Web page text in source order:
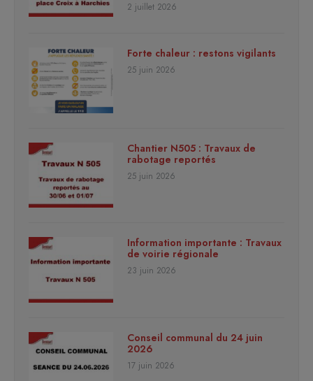
2 juillet 2026
Forte chaleur : restons vigilants
25 juin 2026
Chantier N505 : Travaux de
rabotage reportés
25 juin 2026
Information importante : Travaux
de voirie régionale
23 juin 2026
Conseil communal du 24 juin
2026
17 juin 2026